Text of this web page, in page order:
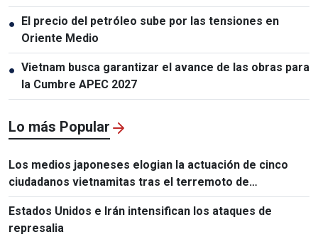
● El precio del petróleo sube por las tensiones en
Oriente Medio
● Vietnam busca garantizar el avance de las obras para
la Cumbre APEC 2027
Lo más Popular
Los medios japoneses elogian la actuación de cinco
ciudadanos vietnamitas tras el terremoto de
Kumamoto
Estados Unidos e Irán intensifican los ataques de
represalia